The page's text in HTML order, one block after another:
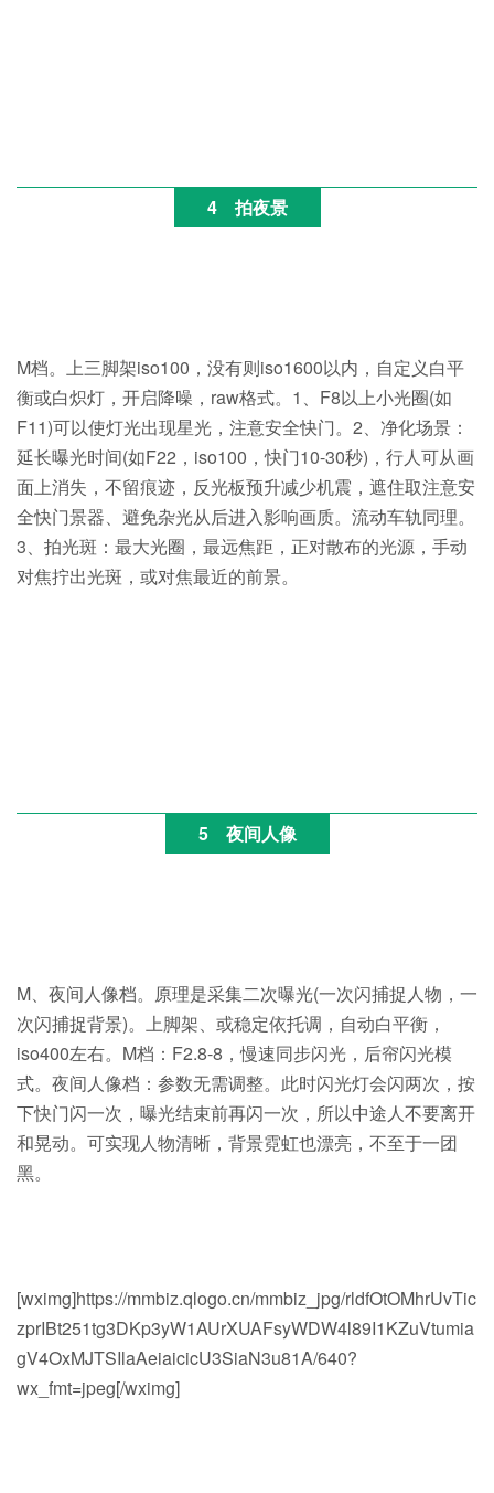
4 拍夜景
M档。上三脚架iso100，没有则iso1600以内，自定义白平
衡或白炽灯，开启降噪，raw格式。1、F8以上小光圈(如
F11)可以使灯光出现星光，注意安全快门。2、净化场景：
延长曝光时间(如F22，iso100，快门10-30秒)，行人可从画
面上消失，不留痕迹，反光板预升减少机震，遮住取注意安
全快门景器、避免杂光从后进入影响画质。流动车轨同理。
3、拍光斑：最大光圈，最远焦距，正对散布的光源，手动
对焦拧出光斑，或对焦最近的前景。
5 夜间人像
M、夜间人像档。原理是采集二次曝光(一次闪捕捉人物，一
次闪捕捉背景)。上脚架、或稳定依托调，自动白平衡，
iso400左右。M档：F2.8-8，慢速同步闪光，后帘闪光模
式。夜间人像档：参数无需调整。此时闪光灯会闪两次，按
下快门闪一次，曝光结束前再闪一次，所以中途人不要离开
和晃动。可实现人物清晰，背景霓虹也漂亮，不至于一团
黑。
[wximg]https://mmbiz.qlogo.cn/mmbiz_jpg/rldfOtOMhrUvTic
zprIBt251tg3DKp3yW1AUrXUAFsyWDW4l89I1KZuVtumia
gV4OxMJTSIlaAeiaicicU3SiaN3u81A/640?
wx_fmt=jpeg[/wximg]